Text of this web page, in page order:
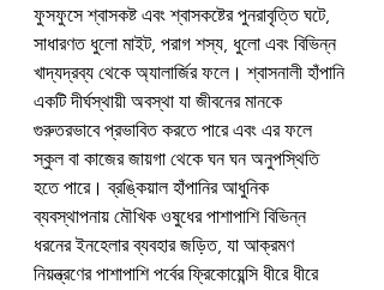
ফুসফুসে শ্বাসকষ্ট এবং শ্বাসকষ্টের পুনরাবৃত্তি ঘটে,
সাধারণত ধুলো মাইট, পরাগ শস্য, ধুলো এবং বিভিন্ন
খাদ্যদ্রব্য থেকে অ্যালার্জির ফলে। শ্বাসনালী হাঁপানি
একটি দীর্ঘস্থায়ী অবস্থা যা জীবনের মানকে
গুরুতরভাবে প্রভাবিত করতে পারে এবং এর ফলে
স্কুল বা কাজের জায়গা থেকে ঘন ঘন অনুপস্থিতি
হতে পারে। ব্রঙ্কিয়াল হাঁপানির আধুনিক
ব্যবস্থাপনায় মৌখিক ওষুধের পাশাপাশি বিভিন্ন
ধরনের ইনহেলার ব্যবহার জড়িত, যা আক্রমণ
নিয়ন্ত্রণের পাশাপাশি পর্বের ফ্রিকোয়েন্সি ধীরে ধীরে